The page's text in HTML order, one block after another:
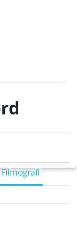
Filmografi